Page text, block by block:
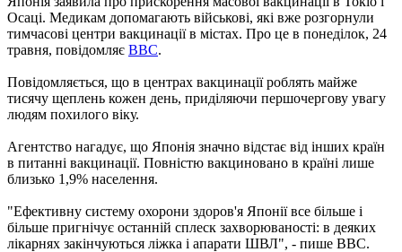
Осаці. Медикам допомагають військові, які вже розгорнули
тимчасові центри вакцинації в містах. Про це в понеділок, 24
травня, повідомляє ВВС.
Повідомляється, що в центрах вакцинації роблять майже
тисячу щеплень кожен день, приділяючи першочергову увагу
людям похилого віку.
Агентство нагадує, що Японія значно відстає від інших країн
в питанні вакцинації. Повністю вакциновано в країні лише
близько 1,9% населення.
"Ефективну систему охорони здоров'я Японії все більше і
більше пригнічує останній сплеск захворюваності: в деяких
лікарнях закінчуються ліжка і апарати ШВЛ", - пише ВВС.